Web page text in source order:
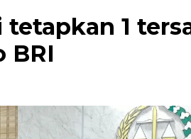
1
BRI